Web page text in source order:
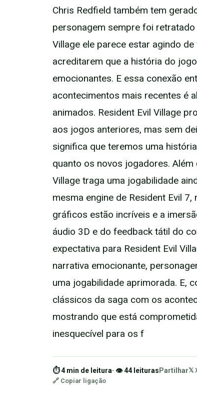
Chris Redfield também tem
personagem sempre foi
Village ele parece estar agindo
acreditarem que a história do
emocionantes. E essa conexão
acontecimentos mais recentes é
animados. Resident Evil Village
aos jogos anteriores, mas sem
significa que teremos uma
quanto os novos jogadores. Além
Village traga uma jogabilidade
mesma engine de Resident Evil
gráficos estão incríveis e a
áudio 3D e do feedback tátil do
expectativa para Resident Evil
narrativa emocionante,
uma jogabilidade aprimorada. E,
clássicos da saga com os
mostrando que está
inesquecível para os f
⏱ 4 min de leitura· 👁 44 leituras Partilhar𝕏
🔗 Copiar ligação